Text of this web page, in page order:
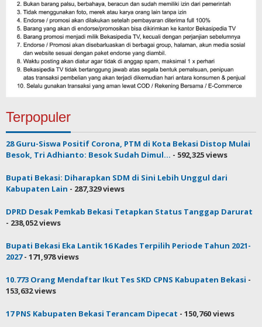
Terpopuler
28 Guru-Siswa Positif Corona, PTM di Kota Bekasi Distop Mulai
Besok, Tri Adhianto: Besok Sudah Dimul... - 592,325 views
Bupati Bekasi: Diharapkan SDM di Sini Lebih Unggul dari
Kabupaten Lain - 287,329 views
DPRD Desak Pemkab Bekasi Tetapkan Status Tanggap Darurat
- 238,052 views
Bupati Bekasi Eka Lantik 16 Kades Terpilih Periode Tahun 2021-
2027- 171,978 views
10.773 Orang Mendaftar Ikut Tes SKD CPNS Kabupaten Bekasi -
153,632 views
17 PNS Kabupaten Bekasi Terancam Dipecat - 150,760 views